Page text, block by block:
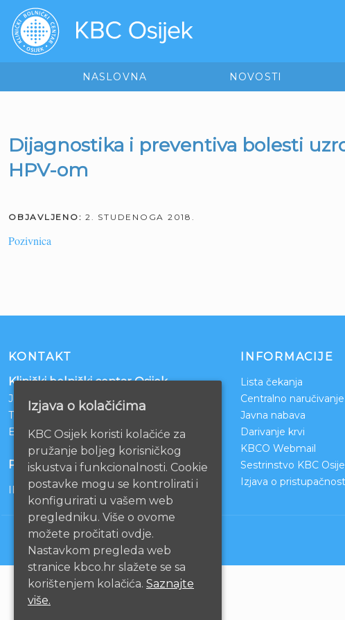
NASLOVNA NOVOSTI
Dijagnostika i preventiva bolesti
HPV-om
OBJAVLJENO: 2. STUDENOGA 2018.
Pozivnica
KONTAKT
Klinički bolnički centar Osijek
Josipa Huttlera 4
Tel:
031/511-511
Email:ravnateljstvo@kbco.hr
POSLOVNI RAČUNI
IBAN: HR1210010051863000160
INFORMACIJE
Lista čekanja
Centralno
Javna nabava
Darivanje krvi
KBCO Webmail
Sestrinstvo KBC
Izjava o
Izjava o kolačićima
KBC Osijek koristi kolačiće za
pružanje boljeg korisničkog
iskustva i funkcionalnosti. Cookie
postavke mogu se kontrolirati i
konfigurirati u vašem web
pregledniku. Više o ovome
možete pročitati ovdje.
Nastavkom pregleda web
stranice kbco.hr slažete se sa
korištenjem kolačića. Saznajte
više.